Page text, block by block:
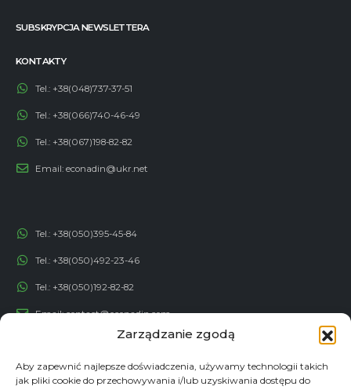
Zarządzanie zgodą
Aby zapewnić najlepsze doświadczenia, używamy technologii takich
jak pliki cookie do przechowywania i/lub uzyskiwania dostępu do
SUBSKRYPCJA NEWSLETTERA
KONTAKTY
Tel.: +38(048)737-37-51
Tel.: +38(066)740-46-49
Tel.: +38(067)198-82-82
Email: econadin@ukr.net
Tel.: +38(050)395-45-84
Tel.: +38(050)492-23-46
Tel.: +38(050)192-82-82
Email: contact@econadin.com